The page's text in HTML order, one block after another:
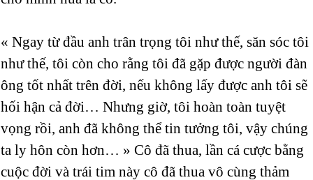
« Ngay từ đầu anh trân trọng tôi như thế, săn sóc tôi
như thế, tôi còn cho rằng tôi đã gặp được người đàn
ông tốt nhất trên đời, nếu không lấy được anh tôi sẽ
hối hận cả đời… Nhưng giờ, tôi hoàn toàn tuyệt
vọng rồi, anh đã không thể tin tưởng tôi, vậy chúng
ta ly hôn còn hơn… » Cô đã thua, lần cá cược bằng
cuộc đời và trái tim này cô đã thua vô cùng thảm